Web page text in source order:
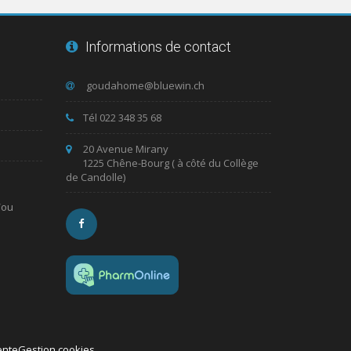
Informations de contact
Tél 022 348 35 68
20 Avenue Mirany
1225 Chêne-Bourg ( à côté du Collège
de Candolle)